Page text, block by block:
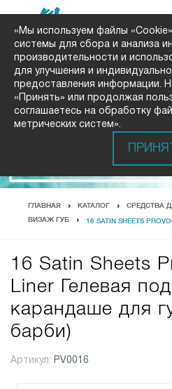
ГЛАВНАЯ КАТАЛОГ СРЕДСТВА
ВИЗАЖ ГУБ 16 SATIN SHEETS
16 Satin Sheets
Liner Гелевая
карандаше для
барби)
Артикул: PV0016
«Мы используем файлы
системы для сбора и анализа
производительности и
для улучшения и
предоставления информации.
«Принять» или продолжая
соглашаетесь на обработку
метрических систем».